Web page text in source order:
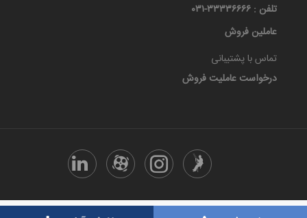
تلفن : ۳۳۳۳۶۶۶۶-۰۳۱
عاملین فروش
تماس با پشتیبانی
درخواست عاملیت فروش
تمامی حقوق این سایت متعلق هست به معجزه